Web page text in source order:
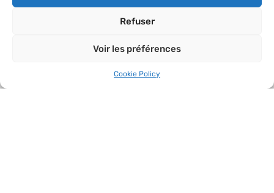
Refuser
Voir les préférences
Cookie Policy
C.C. DU WARNDT
ZAC du Warndt ParK